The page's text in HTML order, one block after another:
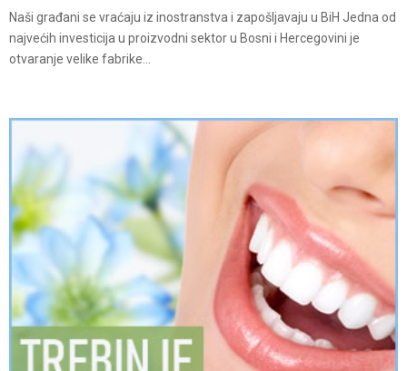
Naši građani se vraćaju iz inostranstva i zapošljavaju u BiH Jedna od
najvećih investicija u proizvodni sektor u Bosni i Hercegovini je
otvaranje velike fabrike...